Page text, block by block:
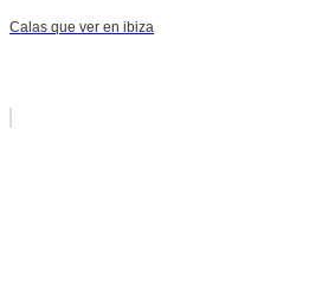
Calas que ver en ibiza